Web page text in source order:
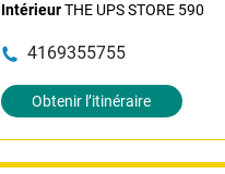
IntérieurTHE UPS STORE 590
4169355755
Obtenir l’itinéraire